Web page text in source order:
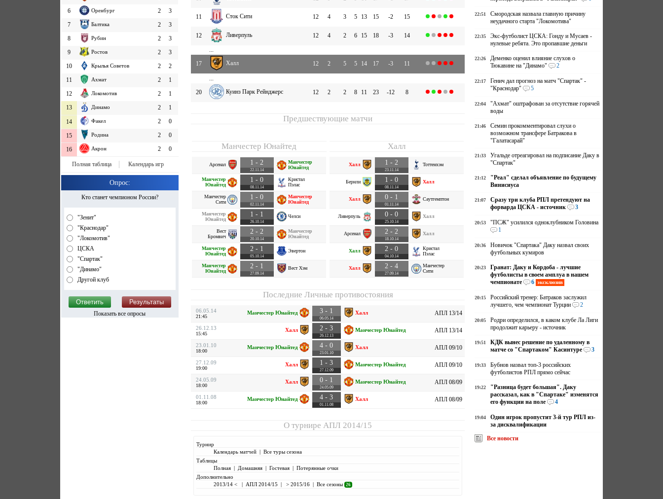
6
Оренбург 2
3
7
Балтика 2
3
8
Рубин 2
3
9
Ростов 2
3
10
Крылья Советов 2
2
11
Ахмат 2
1
12
Локомотив 2
1
13
Динамо 2 1
14 Факел 2 0
15 Родина 2 0
16 Акрон 2 0
Полная таблица Календарь игр
Опрос:
Кто станет чемпионом России?
"Зенит"
"Краснодар"
"Локомотив"
ЦСКА
"Спартак"
"Динамо"
Другой клуб
Показать все опросы
11 Сток Сити 12 4 3 5 13 15 -2 15
12 Ливерпуль 12 4 2 6 15 18 -3 14
...
17
Халл 12 2 5 5 14 17 -3 11
...
20
Куинз Парк Рейнджерс 12 2 2 8 11 23 -12 8
Предшествующие матчи
Манчестер Юнайтед
Арсенал 1 - 2
22.11.14
Манчестер
Юнайтед
Манчестер
Юнайтед
1 - 0
08.11.14
Кристал
Пэлас
Манчестер
Сити
1 - 0
02.11.14
Манчестер
Юнайтед
Манчестер
Юнайтед
1 - 1
26.10.14
Челси
Вест
Бромвич
2 - 2
20.10.14
Манчестер
Юнайтед
Манчестер
Юнайтед
2 - 1
05.10.14
Эвертон
Манчестер
Юнайтед
2 - 1
27.09.14
Вест Хэм
Халл
Халл 1 - 2
23.11.14
Тоттенхэм
Бернли 1 - 0
08.11.14
Халл
Халл 0 - 1
01.11.14
Саутгемптон
Ливерпуль 0 - 0
25.10.14
Халл
Арсенал 2 - 2
18.10.14
Халл
Халл 2 - 0
04.10.14
Кристал
Пэлас
Халл 2 - 4
27.09.14
Манчестер
Сити
Последние Личные противостояния
06.05.14
21:45
Манчестер Юнайтед 3 - 1
06.05.14
Халл АПЛ 13/14
26.12.13
15:45
Халл 2 - 3
26.12.13
Манчестер Юнайтед АПЛ 13/14
23.01.10
18:00
Манчестер Юнайтед 4 - 0
23.01.10
Халл АПЛ 09/10
27.12.09
19:00
Халл 1 - 3
27.12.09
Манчестер Юнайтед АПЛ 09/10
24.05.09
18:00
Халл 0 - 1
24.05.09
Манчестер Юнайтед АПЛ 08/09
01.11.08
18:00
Манчестер Юнайтед 4 - 3
01.11.08
Халл АПЛ 08/09
О турнире АПЛ 2014/15
Турнир
Календарь матчей| Все туры сезона
Таблицы
Полная| Домашняя| Гостевая| Потерянные очки
Дополнительно
2013/14 <
| АПЛ 2014/15 | > 2015/16| Все сезоны 26
22:51
Смородская назвала главную причину
неудачного старта "Локомотива"
22:35
Экс-футболист ЦСКА: Гонду и Мусаев -
нулевые ребята. Это пропавшие деньги
22:26
Деменко оценил влияние слухов о
Тюкавине на "Динамо"
2
22:17
Генич дал прогноз на матч "Спартак" -
"Краснодар"
5
22:04
"Ахмат" оштрафован за отсутствие горячей
воды
21:46
Семин прокомментировал слухи о
возможном трансфере Батракова в
"Галатасарай"
21:33
Угальде отреагировал на подписание Даку в
"Спартак"
21:12
"Реал" сделал объявление по будущему
Винисиуса
21:07
Сразу три клуба РПЛ претендуют на
форварда ЦСКА - источник
3
20:53
"ПСЖ" усилился одноклубником Головина
1
20:36
Новичок "Спартака" Даку назвал своих
футбольных кумиров
20:23
Гранат: Даку и Кордоба - лучшие
футболисты в своем амплуа в нашем
чемпионате
6 эксклюзив
20:15
Российский тренер: Батраков заслужил
лучшего, чем чемпионат Турции
2
20:05
Родри определился, в каком клубе Ла Лиги
продолжит карьеру - источник
19:51
КДК вынес решение по удаленному в
матче со "Спартаком" Касинтуре
3
19:33
Бубнов назвал топ-3 российских
футболистов РПЛ прямо сейчас
19:22
"Разница будет большая". Даку
рассказал, как в "Спартаке" изменятся
его функции на поле
4
19:04
Один игрок пропустит 3-й тур РПЛ из-
за дисквалификации
Все новости